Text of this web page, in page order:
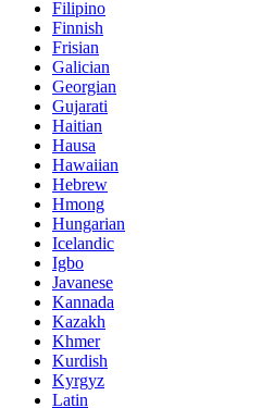
Filipino
Finnish
Frisian
Galician
Georgian
Gujarati
Haitian
Hausa
Hawaiian
Hebrew
Hmong
Hungarian
Icelandic
Igbo
Javanese
Kannada
Kazakh
Khmer
Kurdish
Kyrgyz
Latin